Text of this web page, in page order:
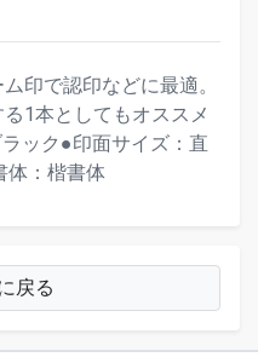
印で認印などに最適。
1本としてもオススメ
ック●印面サイズ：直
体：楷書体
戻る